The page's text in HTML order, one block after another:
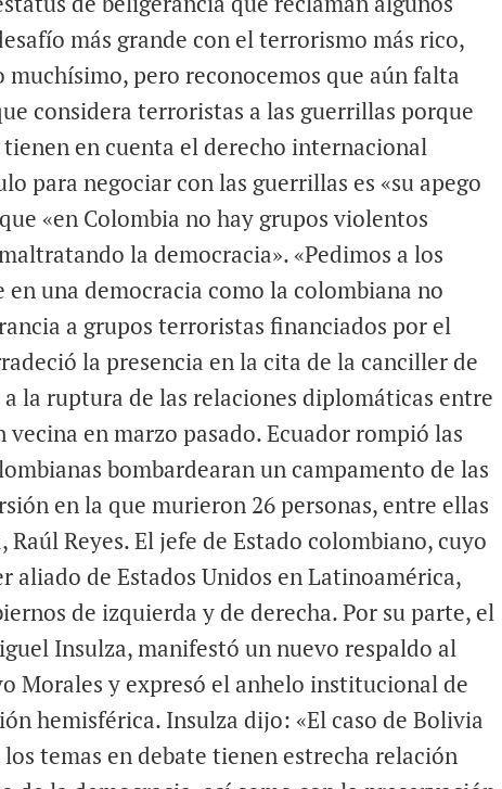
más grande con el terrorismo más rico,
pero reconocemos que aún falta
considera terroristas a las guerrillas porque
en cuenta el derecho internacional
para negociar con las guerrillas es «su apego
«en Colombia no hay grupos violentos
la democracia». «Pedimos a los
una democracia como la colombiana no
a grupos terroristas financiados por el
la presencia en la cita de la canciller de
la ruptura de las relaciones diplomáticas entre
en marzo pasado. Ecuador rompió las
bombardearan un campamento de las
en la que murieron 26 personas, entre ellas
Reyes. El jefe de Estado colombiano, cuyo
aliado de Estados Unidos en Latinoamérica,
de izquierda y de derecha. Por su parte, el
Insulza, manifestó un nuevo respaldo al
Morales y expresó el anhelo institucional de
hemisférica. Insulza dijo: «El caso de Bolivia
temas en debate tienen estrecha relación